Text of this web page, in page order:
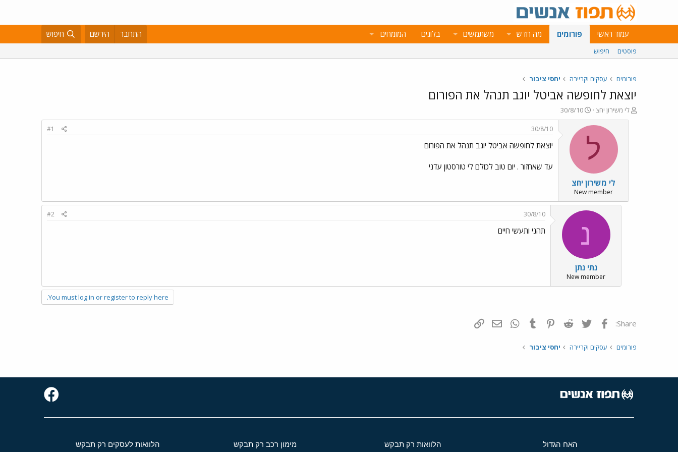
עמוד ראשי פורומים מה חדש משתמשים בלוגים המומחים התחבר הירשם חיפוש
פוסטים חיפוש
פורומים עסקים וקריירה יחסי ציבור
יוצאת לחופשה אביטל יוגב תנהל את הפורום
פ
ו
לי משירון יחצ
פ
ו
ר
א
ר
י
ך
30/8/10
ל
לי משירון יחצ
New member
30/8/10
#1
יוצאת לחופשה אביטל יוגב תנהל את הפורום
עד שאחזור . יום טוב לכולם לי טורסטון עדני
נ
נתי נתן
New member
30/8/10
#2
תהני ותעשי חיים
You must log in or register to reply here.
Share: פייסבוק Twitter
Reddit
Pinterest
Tumblr
WhatsAppדואר אלקטרוני
פורומים עסקים וקריירה יחסי ציבור
האח הגדול הלוואות רק תבקש מימון רכב רק תבקש הלוואות לעסקים רק תבקש